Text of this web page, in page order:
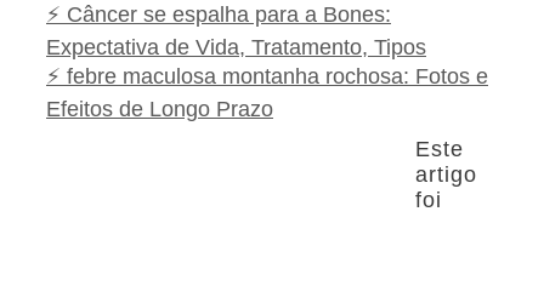
⚡ Câncer se espalha para a Bones:
Expectativa de Vida, Tratamento, Tipos
⚡ febre maculosa montanha rochosa: Fotos e
Efeitos de Longo Prazo
Este
artigo
foi